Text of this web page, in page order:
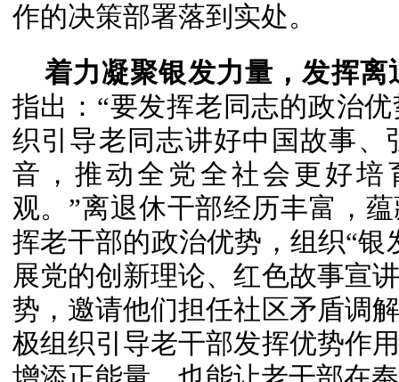
作的决策部署落到实处。
着力凝聚银发力量，发挥离
指出：“要发挥老同志的政治
织引导老同志讲好中国故事
音，推动全党全社会更好
观。”离退休干部经历丰富，
挥老干部的政治优势，组织“
展党的创新理论、红色故事宣
势，邀请他们担任社区矛盾调
极组织引导老干部发挥优势作